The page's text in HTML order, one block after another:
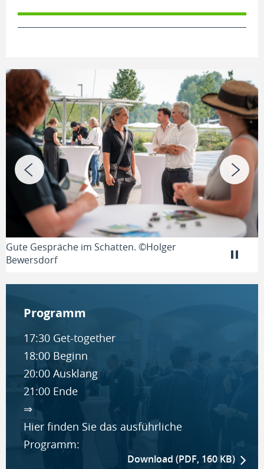
Gute Gespräche im Schatten. ©Holger
Bewersdorf
Pro­gramm
17:30 Get-together
18:00 Beginn
20:00 Ausklang
21:00 Ende
⇒
Hier finden Sie das ausführliche
Programm:
Download (PDF, 160 KB)